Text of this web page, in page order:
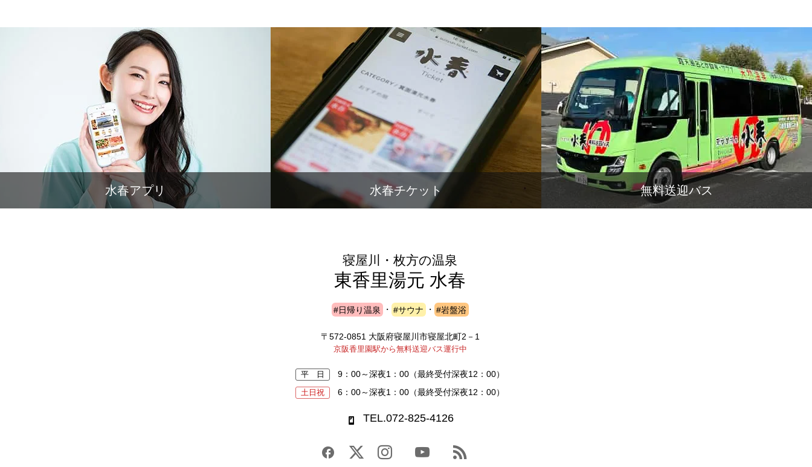
水春アプリ 水春チケット 無料送迎バス
寝屋川・枚方の温泉
東香里湯元 水春
#日帰り温泉 ・ #サウナ ・ #岩盤浴
〒572-0851 大阪府寝屋川市寝屋北町2－1
京阪香里園駅から無料送迎バス運行中
平 日 9：00～深夜1：00（最終受付深夜12：00）
土日祝 6：00～深夜1：00（最終受付深夜12：00）
TEL.072-825-4126